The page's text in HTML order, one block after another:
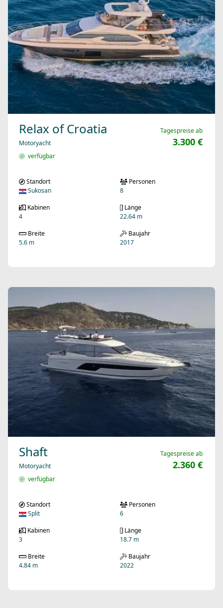
Relax of Croatia
Motoryacht
verfügbar
Tagespreise ab
3.300 €
Standort
Sukosan
Personen
8
Kabinen
4
Länge
22.64 m
Breite
5.6 m
Baujahr
2017
Shaft
Motoryacht
verfügbar
Tagespreise ab
2.360 €
Standort
Split
Personen
6
Kabinen
3
Länge
18.7 m
Breite
4.84 m
Baujahr
2022